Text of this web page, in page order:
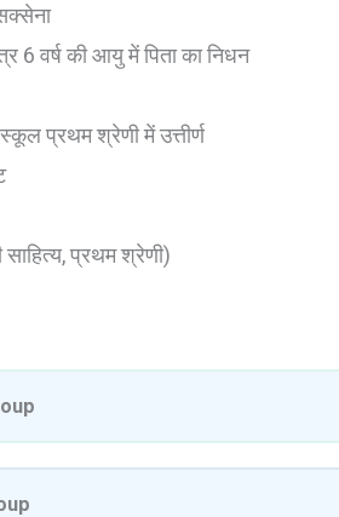
6 वर्ष की आयु में पिता का निधन
प्रथम श्रेणी में उत्तीर्ण
साहित्य, प्रथम श्रेणी)